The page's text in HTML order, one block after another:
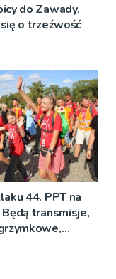
do Zawady,
o trzeźwość
44. PPT na
Będą transmisje,